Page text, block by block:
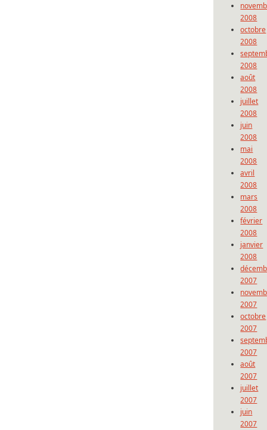
2008
octobre
2008
2008
août
2008
juillet
2008
juin
2008
mai
2008
avril
2008
mars
2008
février
2008
janvier
2008
2007
2007
octobre
2007
2007
août
2007
juillet
2007
juin
2007